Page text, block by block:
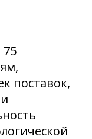
поставок,